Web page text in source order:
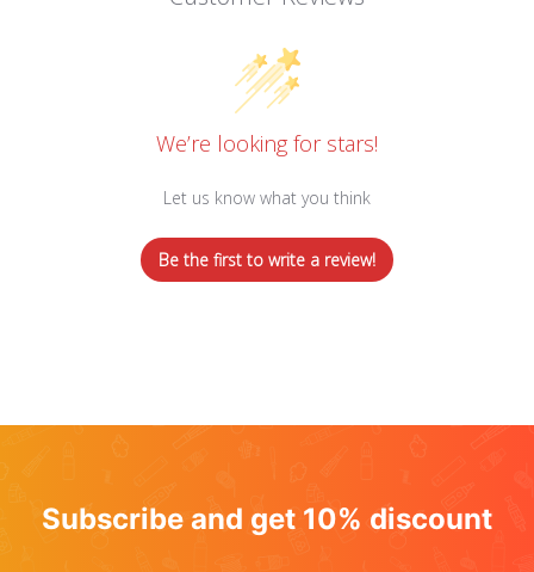
We’re looking for stars!
Let us know what you think
Be the first to write a review!
Subscribe and get 10% discount